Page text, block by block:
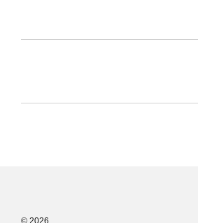
© 2026